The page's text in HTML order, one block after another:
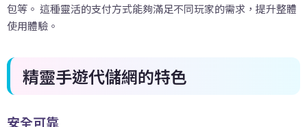
包等。 這種靈活的支付方式能夠滿足不同玩家的需求，提升整體
使用體驗。
精靈手遊代儲網的特色
安全可靠